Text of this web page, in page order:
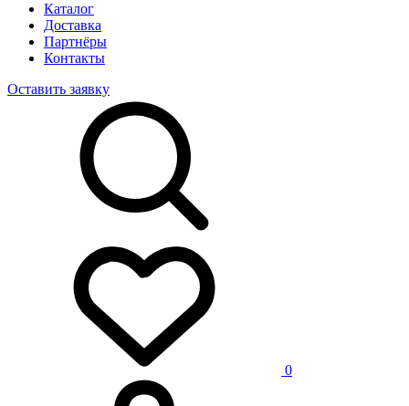
Каталог
Доставка
Партнёры
Контакты
Оставить заявку
0